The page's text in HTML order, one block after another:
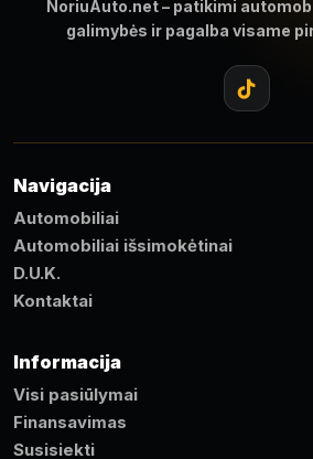
NoriuAuto.net – patikimi
galimybės ir pagalba visame
Navigacija
Automobiliai
Automobiliai išsimokėtinai
D.U.K.
Kontaktai
Informacija
Visi pasiūlymai
Finansavimas
Susisiekti